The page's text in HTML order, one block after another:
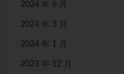
2024 年 6 月
2024 年 3 月
2024 年 1 月
2023 年 12 月